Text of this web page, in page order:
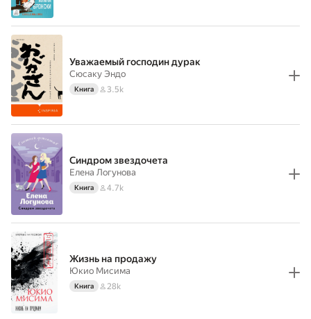
Уважаемый господин дурак
Сюсаку Эндо
Книга 3.5k
Синдром звездочета
Елена Логунова
Книга 4.7k
Жизнь на продажу
Юкио Мисима
Книга 28k